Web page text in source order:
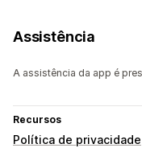
Assistência
A assistência da app é
Recursos
Política de privacidade